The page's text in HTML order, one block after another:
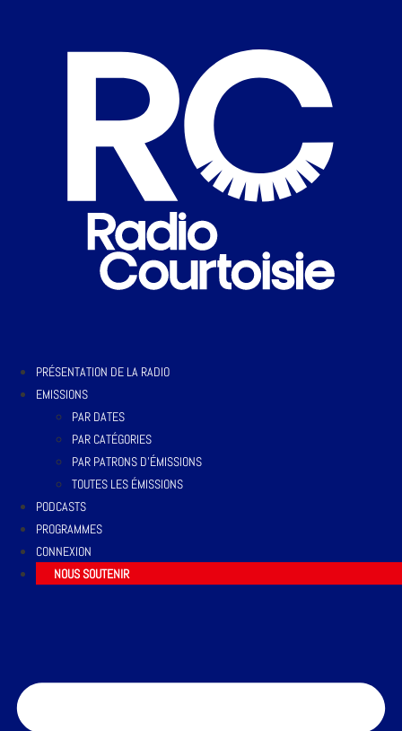
PRÉSENTATION DE LA RADIO
EMISSIONS
PAR DATES
PAR CATÉGORIES
PAR PATRONS D’ÉMISSIONS
TOUTES LES ÉMISSIONS
PODCASTS
PROGRAMMES
CONNEXION
NOUS SOUTENIR